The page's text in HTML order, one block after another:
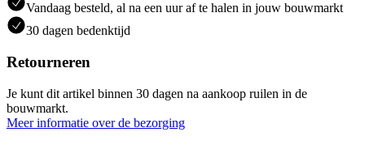
Vandaag besteld, al na een uur af te halen in jouw bouwmarkt
30 dagen bedenktijd
Retourneren
Je kunt dit artikel binnen 30 dagen na aankoop ruilen in de
bouwmarkt.
Meer informatie over de bezorging